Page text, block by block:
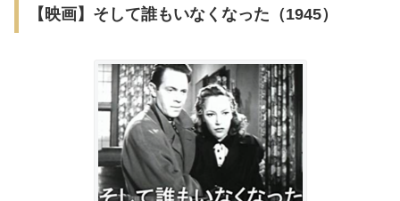
【映画】そして誰もいなくなった（1945）